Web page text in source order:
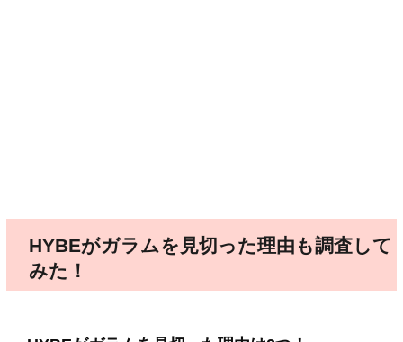
HYBEがガラムを見切った理由も調査して
みた！